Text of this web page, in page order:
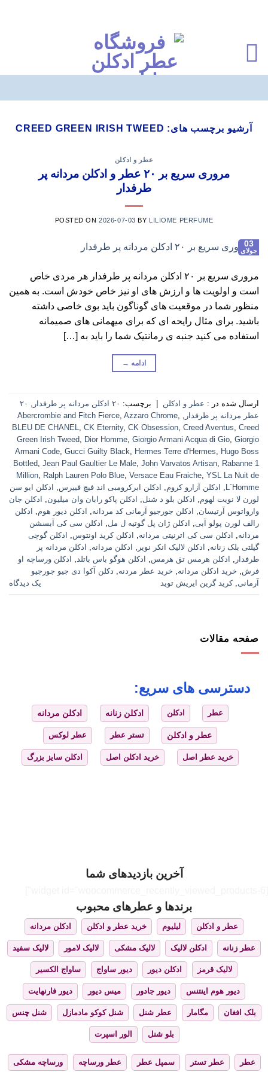
آرشیو برچسب های: CREED GREEN IRISH TWEED
عطر و ادکلن
مروری سریع بر ۲۰ عطر و ادکلن مردانه پر
طرفدار
POSTED ON2026-07-03 BY LILIOME PERFUME
03
جولای
مروری سریع بر ۲۰ ادکلن مردانه پر طرفدار هر مردی خاص
است و اولویت ها و ارزش های او نیز خاص خودش است. به همین
منظور شما در موقعیت های گوناگون باید بوی خاصی داشته
باشید. برای مثال رایحه ای که برای میهمانی های صمیمانه
استفاده می کنید جنبه ی رمانتیک شما را باید به […]
ادامه →
ارسال شده در : عطر و ادکلن برچسب: ۲۰ ادکلن مردانه پر طرفدار , ۲۰
عطر مردانه پر طرفدار ,
Abercrombie and Fitch Fierce, Azzaro Chrome,
BLEU DE CHANEL, CK Eternity, CK Obsession, Creed Aventus, Creed
Green Irish Tweed, Dior Homme, Giorgio Armani Acqua di Gio, Giorgio
Armani Code, Gucci Guilty Black, Hermes Terre d'Hermes, Hugo Boss
Bottled, Jean Paul Gaultier Le Male, John Varvatos Artisan, Rabanne 1
Million, Ralph Lauren Polo Blue, Versace Eau Fraiche, YSL La Nuit de
L`Homme
, ادکلن آزارو کروم, ادکلن ابرکرومبی اند فیچ فییرس,
ادکلن ایو سن
لورن لا نویت لهوم, ادکلن بلو د شنل, ادکلن پاکو رابان وان میلیون,
ادکلن جان
وارواتوس آرتیسان, ادکلن جورجیو آرمانی کد مردانه, ادکلن دیور هوم,
ادکلن
رالف لورن پولو آبی, ادکلن ژان پل گوتیه ل مل,
ادکلن سی کی آبسشن
مردانه, ادکلن سی کی اترنیتی مردانه, ادکلن کرید اونتوس,
ادکلن گوچی
گیلتی بلک زنانه, ادکلن لالیک انکر نویر , ادکلن مردانه,
ادکلن مردانه پر
طرفدار , ادکلن هرمس تق هرمس, ادکلن هوگو باس باتلد,
ادکلن ورساچه او
فرش, خرید ادکلن مردانه, خرید عطر مردنه, دکلن آکوا دی جیو جورجیو
آرمانی,کرید گرین ایریش توید یک دیدگاه
صفحه مقالات
دسترسی های سریع:
عطر ادکلن ادکلن زنانه ادکلن مردانه
عطر و ادکلن تستر عطر عطر لوکس
خرید عطر اصل خرید ادکلن اصل ادکلن سایز بزرگ
آخرین بازدیدهای شما
برندها و عطرهای محبوب
عطر و ادکلن لیلیوم خرید عطر و ادکلن ادکلن مردانه
عطر زنانه ادکلن لالیک لالیک مشکی لالیک لامور لالیک سفید
لالیک قرمز ادکلن دیور دیور ساواج ساواج الکسیر
دیور هوم اینتنس دیور جادور میس دیور دیور فارنهایت
بلک افغان مگامار عطر شنل شنل کوکو مادمازل شنل چنس
بلو شنل الور اسپرت
عطر عطر تستر سمپل عطر عطر ورساچه ورساچه مشکی